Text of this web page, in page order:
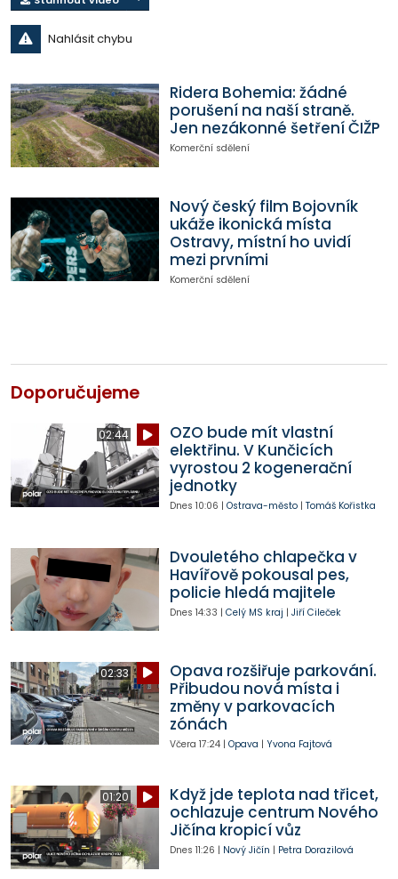
Nahlásit chybu
Ridera Bohemia: žádné
porušení na naší straně.
Jen nezákonné šetření ČIŽP
Komerční sdělení
Nový český film Bojovník
ukáže ikonická místa
Ostravy, místní ho uvidí
mezi prvními
Komerční sdělení
Doporučujeme
02:44
OZO bude mít vlastní
elektřinu. V Kunčicích
vyrostou 2 kogenerační
jednotky
Dnes 10:06 | Ostrava-město| Tomáš Kořistka
Dvouletého chlapečka v
Havířově pokousal pes,
policie hledá majitele
Dnes 14:33 | Celý MS kraj | Jiří Cileček
02:33
Opava rozšiřuje parkování.
Přibudou nová místa i
změny v parkovacích
zónách
Včera 17:24| Opava | Yvona Fajtová
01:20
Když jde teplota nad třicet,
ochlazuje centrum Nového
Jičína kropicí vůz
Dnes 11:26 | Nový Jičín | Petra Dorazilová